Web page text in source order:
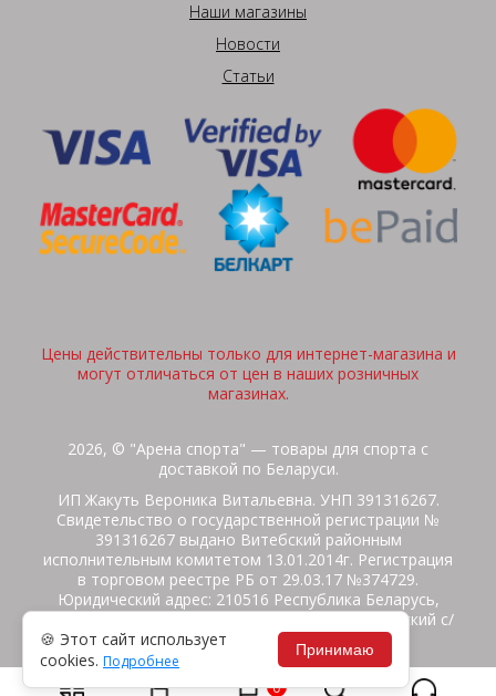
Наши магазины
Новости
Статьи
Цены действительны только для интернет-магазина и
могут отличаться от цен в наших розничных
магазинах.
2026, © "Арена спорта" — товары для спорта с
доставкой по Беларуси.
ИП Жакуть Вероника Витальевна. УНП 391316267.
Свидетельство о государственной регистрации №
391316267 выдано Витебский районным
исполнительным комитетом 13.01.2014г. Регистрация
в торговом реестре РБ от 29.03.17 №374729.
Юридический адрес: 210516 Республика Беларусь,
Витебская область, Витебский район, Бабиничский с/
с, аг.Ольгово, ул.Школьная
Политика защиты данных
0
🍪 Этот сайт использует
cookies. Подробнее
Принимаю